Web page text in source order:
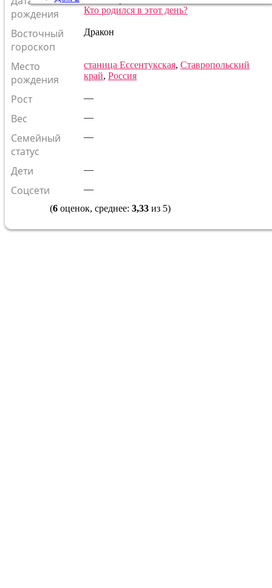
рождения
Кто родился в этот день?
Восточный
гороскоп
Дракон
Место
рождения
станица Ессентукская, Ставропольский
край, Россия
Рост —
Вес —
Семейный
статус
—
Дети —
Соцсети
—
(6 оценок, среднее: 3,33 из 5)